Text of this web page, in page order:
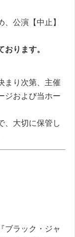
公演【中止】
ります。
まり次第、主催
ジおよび当ホー
、大切に保管し
ブラック・ジャ